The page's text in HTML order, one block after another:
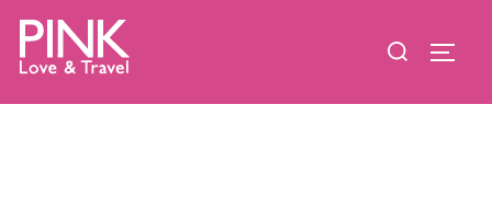
ン
検
対